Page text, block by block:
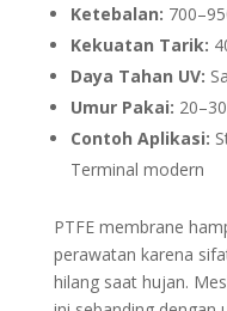
Ketebalan:
Kekuatan Tarik:
Daya Tahan UV:
Umur Pakai:
Contoh Aplikasi:
Terminal modern
PTFE membrane
perawatan karena
hilang saat hujan.